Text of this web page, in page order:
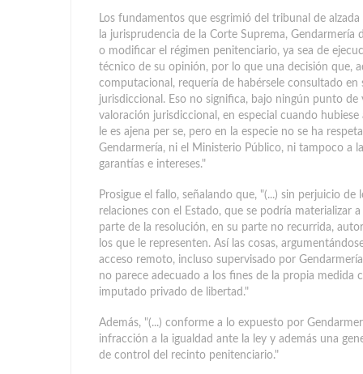
Los fundamentos que esgrimió del tribunal de
la jurisprudencia de la Corte Suprema,
o modificar el régimen penitenciario, ya sea de
técnico de su opinión, por lo que una decisión que,
computacional, requería de habérsele consultado
jurisdiccional. Eso no significa, bajo ningún punto
valoración jurisdiccional, en especial cuando
le es ajena per se, pero en la especie no se ha
Gendarmería, ni el Ministerio Público, ni tampoco a
garantías e intereses."
Prosigue el fallo, señalando que, "(...) sin perjuicio
relaciones con el Estado, que se podría materializar
parte de la resolución, en su parte no recurrida,
los que le representen. Así las cosas,
acceso remoto, incluso supervisado por
no parece adecuado a los fines de la propia
imputado privado de libertad."
Además, "(...) conforme a lo expuesto por
infracción a la igualdad ante la ley y además una
de control del recinto penitenciario."